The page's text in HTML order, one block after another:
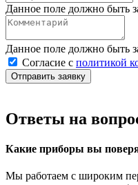
Данное поле должно быть
Данное поле должно быть
Согласие с политикой
Отправить заявку
Ответы на
Какие приборы вы
Мы работаем с широким